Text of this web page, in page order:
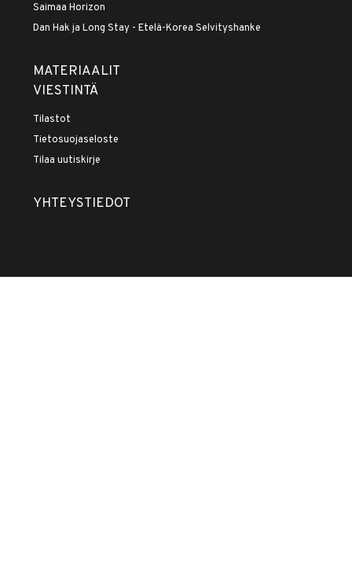
Saimaa Horizon
Dan Hak ja Long Stay - Etelä-Korea Selvityshanke
MATERIAALIT
VIESTINTÄ
Tilastot
Tietosuojaseloste
Tilaa uutiskirje
YHTEYSTIEDOT